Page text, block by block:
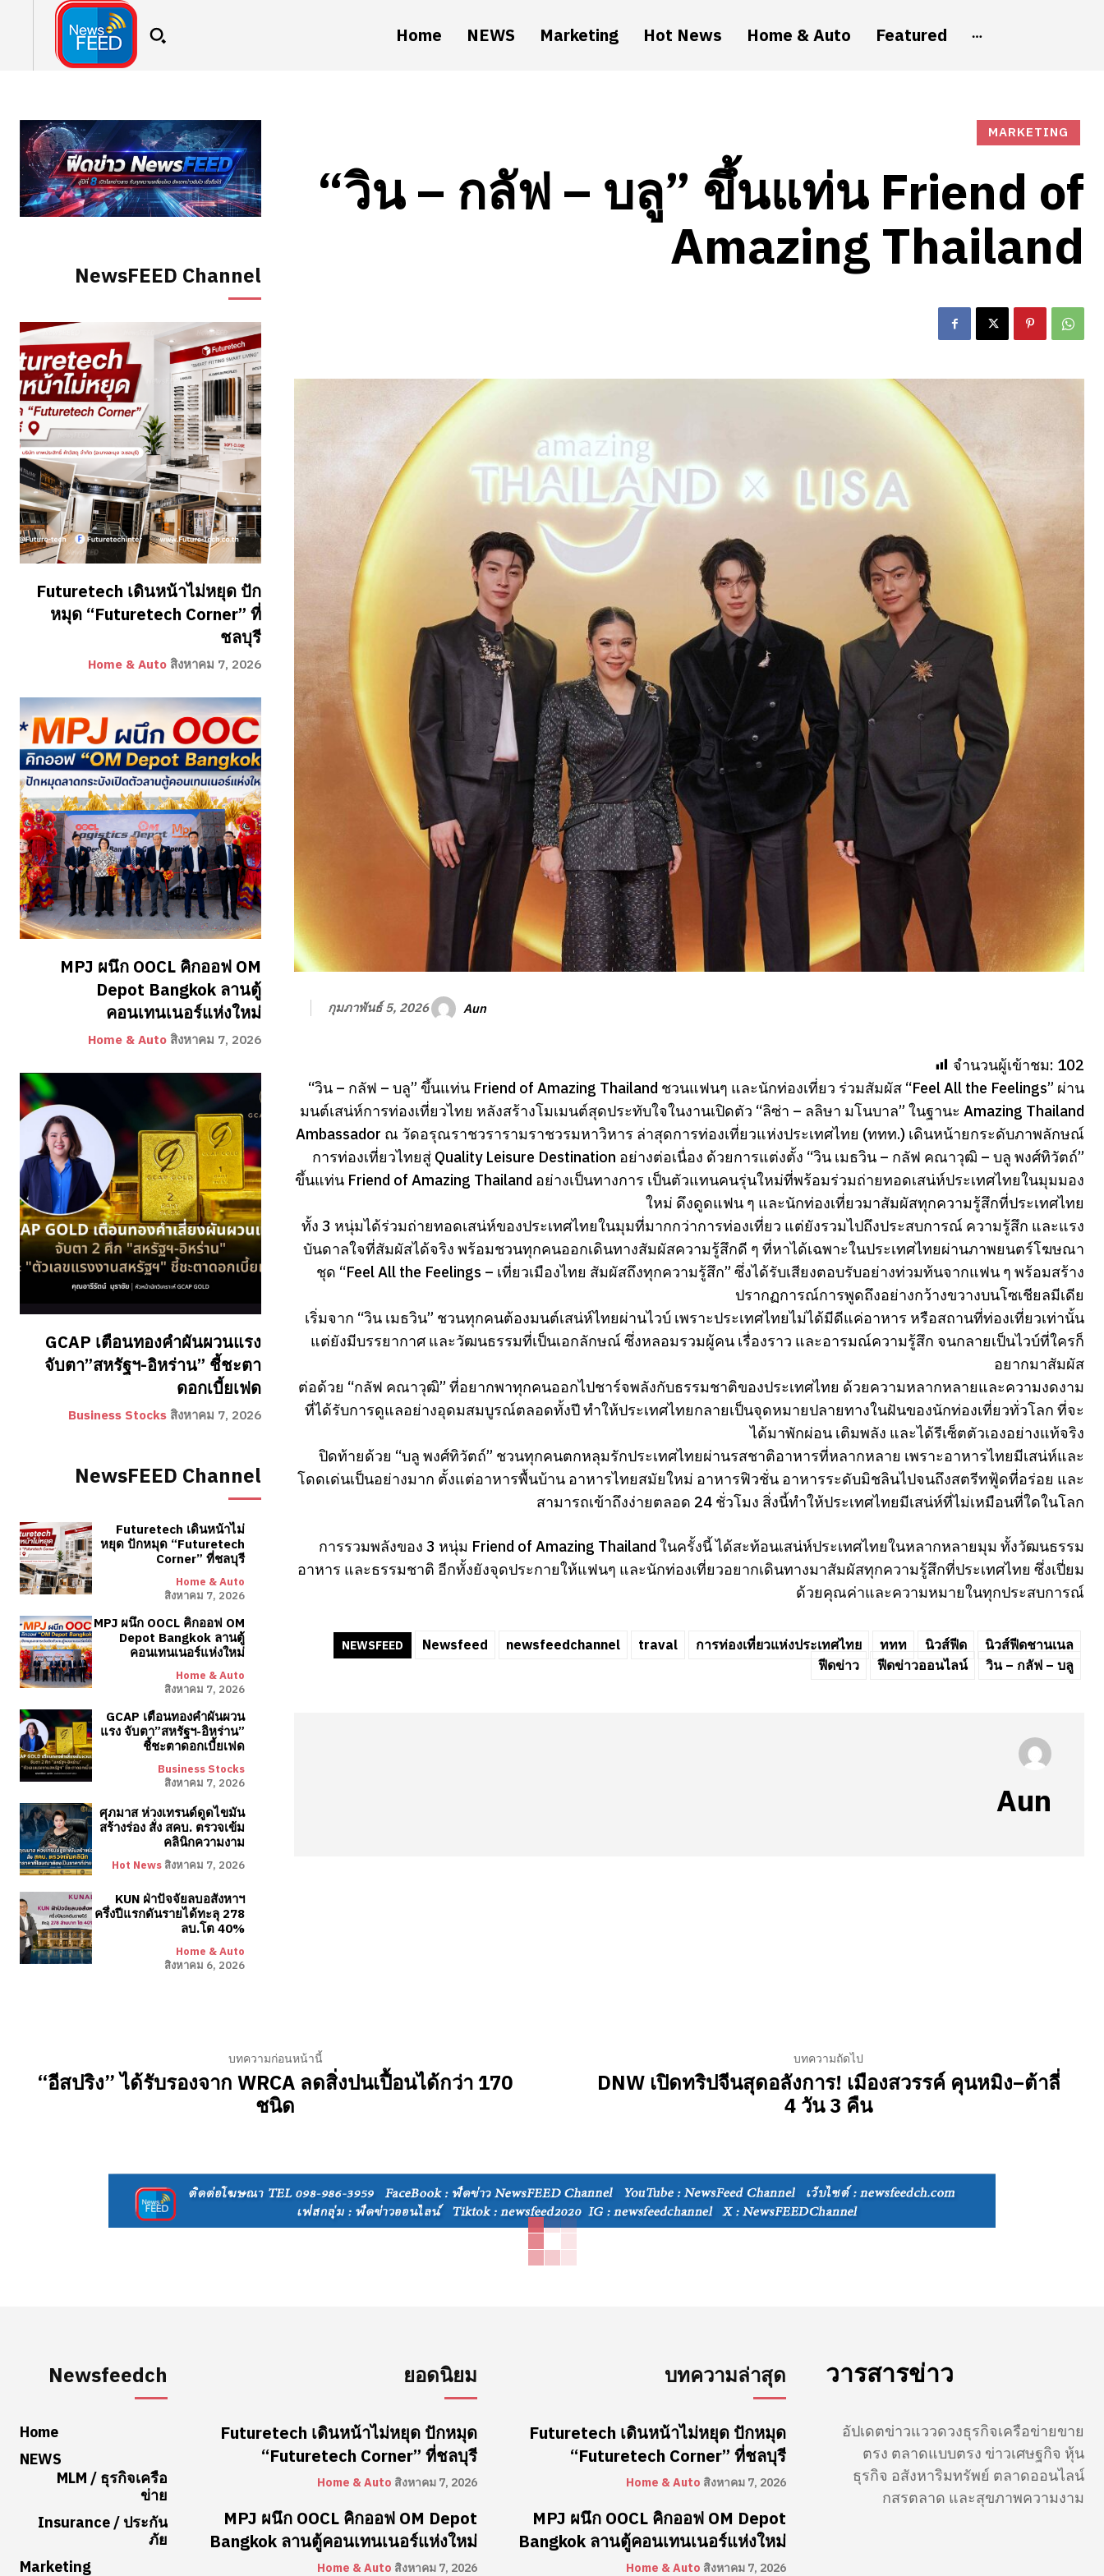
Home NEWS Marketing Hot News Home & Auto Featured
NewsFEED Channel
Futuretech เดินหน้าไม่หยุด ปัก
หมุด “Futuretech Corner” ที่
ชลบุรี
Home & Auto สิงหาคม 7, 2026
MPJ ผนึก OOCL คิกออฟ OM
Depot Bangkok ลานตู้
คอนเทนเนอร์แห่งใหม่
Home & Auto สิงหาคม 7, 2026
GCAP เตือนทองคำผันผวนแรง
จับตา”สหรัฐฯ-อิหร่าน” ชี้ชะตา
ดอกเบี้ยเฟด
Business Stocks สิงหาคม 7, 2026
NewsFEED Channel
Futuretech เดินหน้าไม่
หยุด ปักหมุด “Futuretech
Corner” ที่ชลบุรี
Home & Auto
สิงหาคม 7, 2026
MPJ ผนึก OOCL คิกออฟ OM
Depot Bangkok ลานตู้
คอนเทนเนอร์แห่งใหม่
Home & Auto
สิงหาคม 7, 2026
GCAP เตือนทองคำผันผวน
แรง จับตา”สหรัฐฯ-อิหร่าน”
ชี้ชะตาดอกเบี้ยเฟด
Business Stocks
สิงหาคม 7, 2026
ศุภมาส ห่วงเทรนด์ดูดไขมัน
สร้างร่อง สั่ง สคบ. ตรวจเข้ม
คลินิกความงาม
Hot News สิงหาคม 7, 2026
KUN ฝ่าปัจจัยลบอสังหาฯ
ครึ่งปีแรกดันรายได้ทะลุ 278
ลบ.โต 40%
Home & Auto
สิงหาคม 6, 2026
MARKETING
“วิน – กลัฟ – บลู” ขึ้นแท่น Friend of
Amazing Thailand
กุมภาพันธ์ 5, 2026 Aun
จำนวนผู้เข้าชม: 102
“วิน – กลัฟ – บลู” ขึ้นแท่น Friend of Amazing Thailand ชวนแฟนๆ และนักท่องเที่ยว ร่วมสัมผัส “Feel All the Feelings” ผ่าน
มนต์เสน่ห์การท่องเที่ยวไทย หลังสร้างโมเมนต์สุดประทับใจในงานเปิดตัว “ลิซ่า – ลลิษา มโนบาล” ในฐานะ Amazing Thailand
Ambassador ณ วัดอรุณราชวรารามราชวรมหาวิหาร ล่าสุดการท่องเที่ยวแห่งประเทศไทย (ททท.) เดินหน้ายกระดับภาพลักษณ์
การท่องเที่ยวไทยสู่ Quality Leisure Destination อย่างต่อเนื่อง ด้วยการแต่งตั้ง “วิน เมธวิน – กลัฟ คณาวุฒิ – บลู พงศ์ทิวัตถ์”
ขึ้นแท่น Friend of Amazing Thailand อย่างเป็นทางการ เป็นตัวแทนคนรุ่นใหม่ที่พร้อมร่วมถ่ายทอดเสน่ห์ประเทศไทยในมุมมอง
ใหม่ ดึงดูดแฟน ๆ และนักท่องเที่ยวมาสัมผัสทุกความรู้สึกที่ประเทศไทย
ทั้ง 3 หนุ่มได้ร่วมถ่ายทอดเสน่ห์ของประเทศไทยในมุมที่มากกว่าการท่องเที่ยว แต่ยังรวมไปถึงประสบการณ์ ความรู้สึก และแรง
บันดาลใจที่สัมผัสได้จริง พร้อมชวนทุกคนออกเดินทางสัมผัสความรู้สึกดี ๆ ที่หาได้เฉพาะในประเทศไทยผ่านภาพยนตร์โฆษณา
ชุด “Feel All the Feelings – เที่ยวเมืองไทย สัมผัสถึงทุกความรู้สึก” ซึ่งได้รับเสียงตอบรับอย่างท่วมท้นจากแฟน ๆ พร้อมสร้าง
ปรากฏการณ์การพูดถึงอย่างกว้างขวางบนโซเชียลมีเดีย
เริ่มจาก “วิน เมธวิน” ชวนทุกคนต้องมนต์เสน่ห์ไทยผ่านไวบ์ เพราะประเทศไทยไม่ได้มีดีแค่อาหาร หรือสถานที่ท่องเที่ยวเท่านั้น
แต่ยังมีบรรยากาศ และวัฒนธรรมที่เป็นเอกลักษณ์ ซึ่งหลอมรวมผู้คน เรื่องราว และอารมณ์ความรู้สึก จนกลายเป็นไวบ์ที่ใครก็
อยากมาสัมผัส
ต่อด้วย “กลัฟ คณาวุฒิ” ที่อยากพาทุกคนออกไปชาร์จพลังกับธรรมชาติของประเทศไทย ด้วยความหลากหลายและความงดงาม
ที่ได้รับการดูแลอย่างอุดมสมบูรณ์ตลอดทั้งปี ทำให้ประเทศไทยกลายเป็นจุดหมายปลายทางในฝันของนักท่องเที่ยวทั่วโลก ที่จะ
ได้มาพักผ่อน เติมพลัง และได้รีเซ็ตตัวเองอย่างแท้จริง
ปิดท้ายด้วย “บลู พงศ์ทิวัตถ์” ชวนทุกคนตกหลุมรักประเทศไทยผ่านรสชาติอาหารที่หลากหลาย เพราะอาหารไทยมีเสน่ห์และ
โดดเด่นเป็นอย่างมาก ตั้งแต่อาหารพื้นบ้าน อาหารไทยสมัยใหม่ อาหารฟิวชั่น อาหารระดับมิชลินไปจนถึงสตรีทฟู้ดที่อร่อย และ
สามารถเข้าถึงง่ายตลอด 24 ชั่วโมง สิ่งนี้ทำให้ประเทศไทยมีเสน่ห์ที่ไม่เหมือนที่ใดในโลก
การรวมพลังของ 3 หนุ่ม Friend of Amazing Thailand ในครั้งนี้ ได้สะท้อนเสน่ห์ประเทศไทยในหลากหลายมุม ทั้งวัฒนธรรม
อาหาร และธรรมชาติ อีกทั้งยังจุดประกายให้แฟนๆ และนักท่องเที่ยวอยากเดินทางมาสัมผัสทุกความรู้สึกที่ประเทศไทย ซึ่งเปี่ยม
ด้วยคุณค่าและความหมายในทุกประสบการณ์
NEWSFEED Newsfeed newsfeedchannel traval การท่องเที่ยวแห่งประเทศไทย ททท นิวส์ฟีด
นิวส์ฟีดชานเนล
ฟีดข่าว
ฟีดข่าวออนไลน์ วิน – กลัฟ – บลู
Aun
บทความก่อนหน้านี้
“อีสปริง” ได้รับรองจาก WRCA ลดสิ่งปนเปื้อนได้กว่า 170
ชนิด
บทความถัดไป
DNW เปิดทริปจีนสุดอลังการ! เมืองสวรรค์ คุนหมิง–ต้าลี่
4 วัน 3 คืน
Newsfeedch
Home
NEWS
MLM / ธุรกิจเครือ
ข่าย
Insurance / ประกัน
ภัย
Marketing
ยอดนิยม
Futuretech เดินหน้าไม่หยุด ปักหมุด
“Futuretech Corner” ที่ชลบุรี
Home & Auto สิงหาคม 7, 2026
MPJ ผนึก OOCL คิกออฟ OM Depot
Bangkok ลานตู้คอนเทนเนอร์แห่งใหม่
Home & Auto สิงหาคม 7, 2026
บทความล่าสุด
Futuretech เดินหน้าไม่หยุด ปักหมุด
“Futuretech Corner” ที่ชลบุรี
Home & Auto สิงหาคม 7, 2026
MPJ ผนึก OOCL คิกออฟ OM Depot
Bangkok ลานตู้คอนเทนเนอร์แห่งใหม่
Home & Auto สิงหาคม 7, 2026
วารสารข่าว
อัปเดตข่าวแววดวงธุรกิจเครือข่ายขาย
ตรง ตลาดแบบตรง ข่าวเศษฐกิจ หุ้น
ธุรกิจ อสังหาริมทรัพย์ ตลาดออนไลน์
กสรตลาด และสุขภาพความงาม